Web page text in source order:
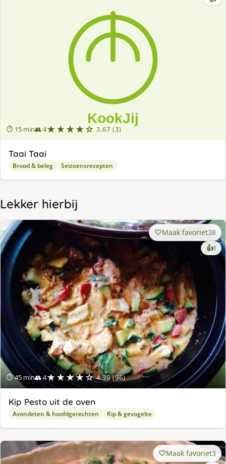
⏱ 15 min👥 4★★★★☆ 3.67 (3)
Taai Taai
Brood & beleg Seizoensrecepten
Lekker hierbij
⏱ 45 min👥 4★★★★☆ 4.39 (96)
Maak favoriet38
👍1
Kip Pesto uit de oven
Avondeten & hoofdgerechten Kip & gevogelte
Maak favoriet3